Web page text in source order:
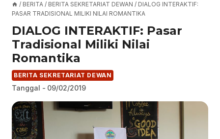
/ BERITA / BERITA SEKRETARIAT DEWAN / DIALOG INTERAKTIF:
PASAR TRADISIONAL MILIKI NILAI ROMANTIKA
DIALOG INTERAKTIF: Pasar
Tradisional Miliki Nilai
Romantika
BERITA SEKRETARIAT DEWAN
Tanggal - 09/02/2019